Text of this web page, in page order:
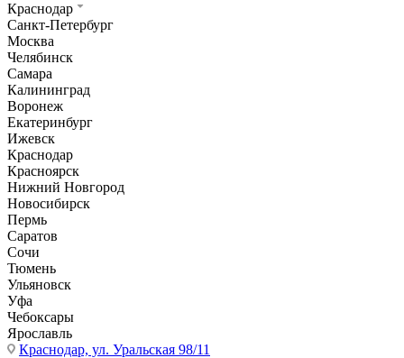
Краснодар
Санкт-Петербург
Москва
Челябинск
Самара
Калининград
Воронеж
Екатеринбург
Ижевск
Краснодар
Красноярск
Нижний Новгород
Новосибирск
Пермь
Саратов
Сочи
Тюмень
Ульяновск
Уфа
Чебоксары
Ярославль
Краснодар, ул. Уральская 98/11